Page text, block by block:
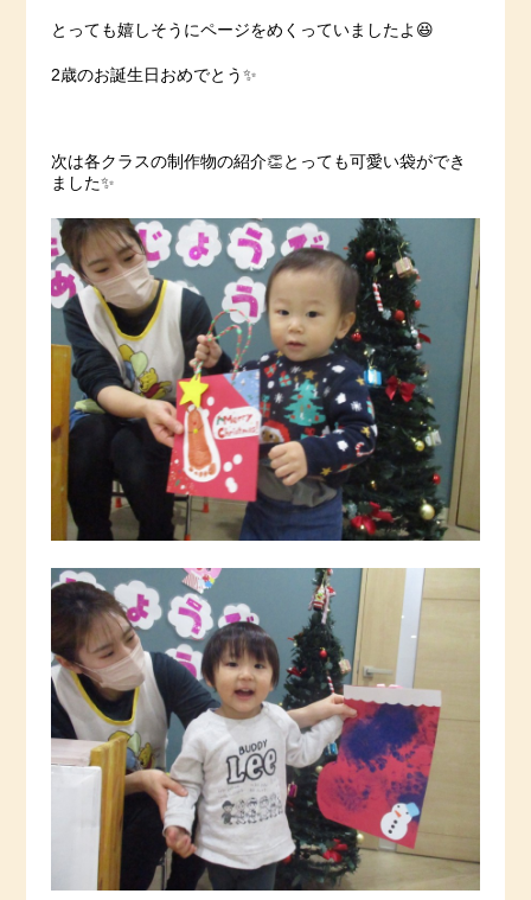
とっても嬉しそうにページをめくっていましたよ😆
2歳のお誕生日おめでとう✨
次は各クラスの制作物の紹介👏とっても可愛い袋ができ
ました✨